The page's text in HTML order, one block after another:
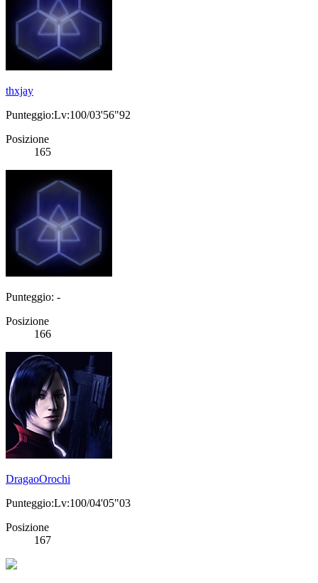
thxjay
Punteggio:Lv:100/03'56"92
Posizione
165
Punteggio: -
Posizione
166
DragaoOrochi
Punteggio:Lv:100/04'05"03
Posizione
167